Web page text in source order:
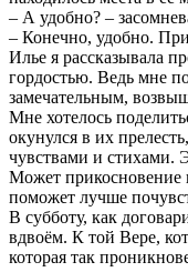
‒ А удобно? ‒
‒ Конечно, удобно.
Илье я рассказывала
гордостью. Ведь мне
замечательным,
Мне хотелось
окунулся в их
чувствами и стихами.
Может прикосновение
поможет лучше
В субботу, как
вдвоём. К той Вере,
которая так